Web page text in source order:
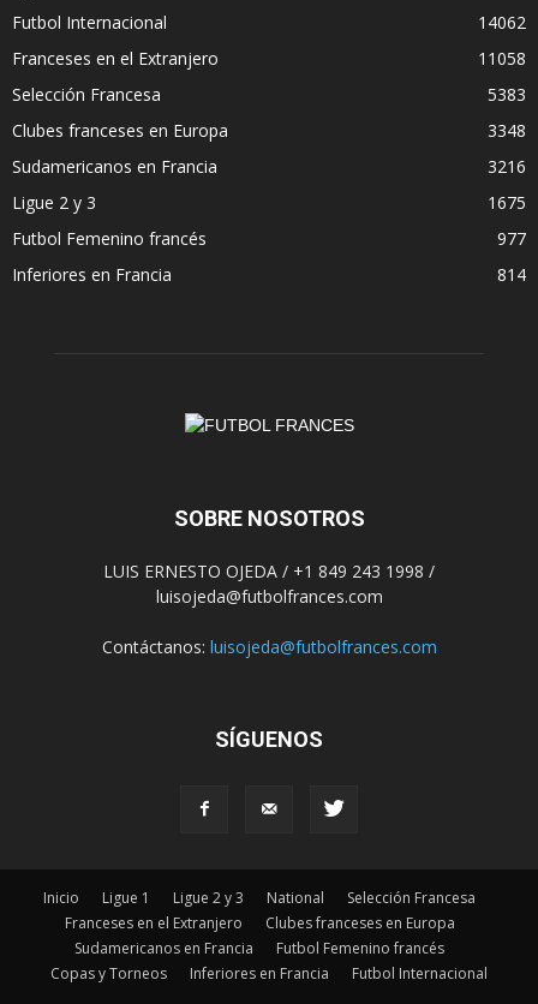
Futbol Internacional
14062
Franceses en el Extranjero
11058
Selección Francesa
5383
Clubes franceses en Europa
3348
Sudamericanos en Francia
3216
Ligue 2 y 3
1675
Futbol Femenino francés
977
Inferiores en Francia
814
SOBRE NOSOTROS
LUIS ERNESTO OJEDA / +1 849 243 1998 /
luisojeda@futbolfrances.com
Contáctanos: luisojeda@futbolfrances.com
SÍGUENOS
Inicio Ligue 1 Ligue 2 y 3 National
Selección Francesa
Franceses en el Extranjero
Clubes franceses en Europa
Sudamericanos en Francia
Futbol Femenino francés
Copas y Torneos
Inferiores en Francia Futbol Internacional